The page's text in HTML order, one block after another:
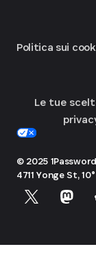
Politica sui
Le tue
© 2025
4711 Yonge St,